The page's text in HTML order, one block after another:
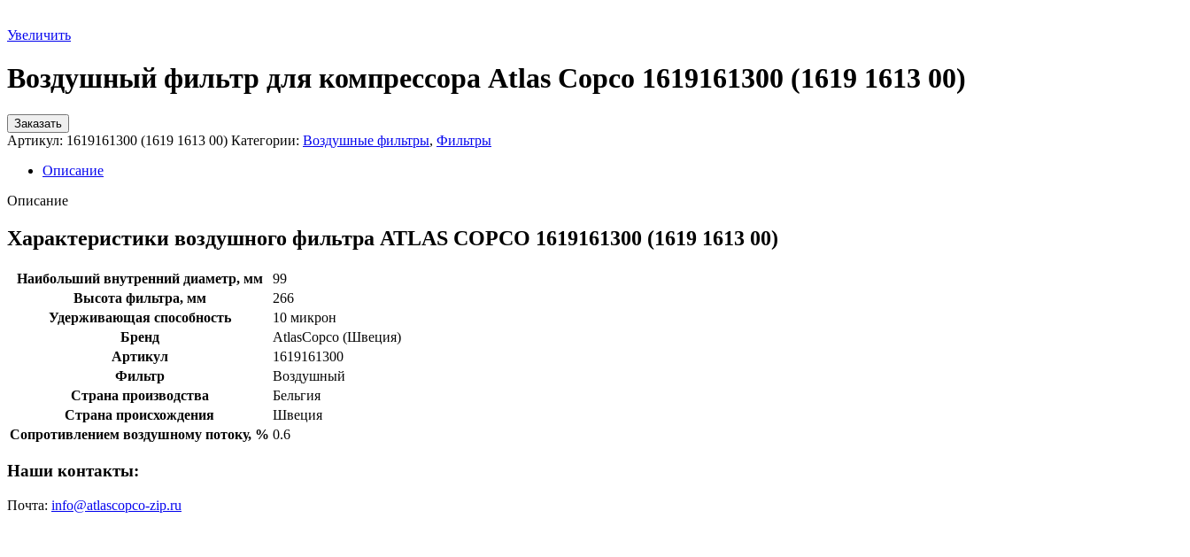
Увеличить
Воздушный фильтр для компрессора Atlas Copco 1619161300 (1619 1613 00)
Заказать
Артикул: 1619161300 (1619 1613 00) Категории: Воздушные фильтры, Фильтры
Описание
Описание
Характеристики воздушного фильтра ATLAS COPCO 1619161300 (1619 1613 00)
Наибольший внутренний диаметр, мм
99
Высота фильтра, мм
266
Удерживающая способность
10 микрон
Бренд
AtlasCopco (Швеция)
Артикул
1619161300
Фильтр
Воздушный
Страна производства
Бельгия
Страна происхождения
Швеция
Сопротивлением воздушному потоку, % 0.6
Наши контакты:
Почта: info@atlascopco-zip.ru